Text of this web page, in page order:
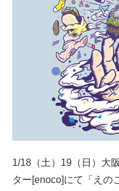
1/18（土）19（日）大
ター[enoco]にて「えの